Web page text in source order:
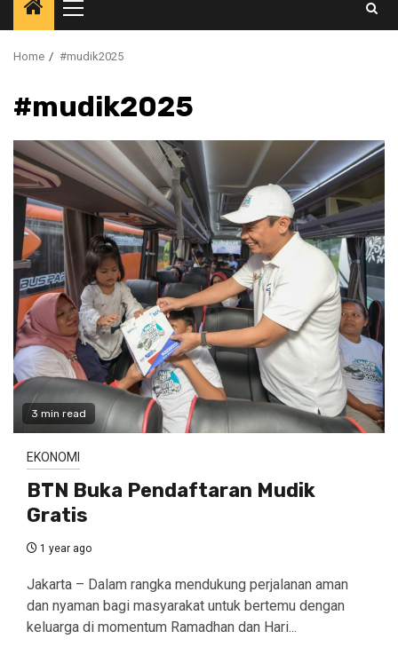
Primary
Menu
Home #mudik2025
#mudik2025
3 min read
EKONOMI
BTN Buka Pendaftaran Mudik
Gratis
1 year ago
Jakarta – Dalam rangka mendukung perjalanan aman
dan nyaman bagi masyarakat untuk bertemu dengan
keluarga di momentum Ramadhan dan Hari...